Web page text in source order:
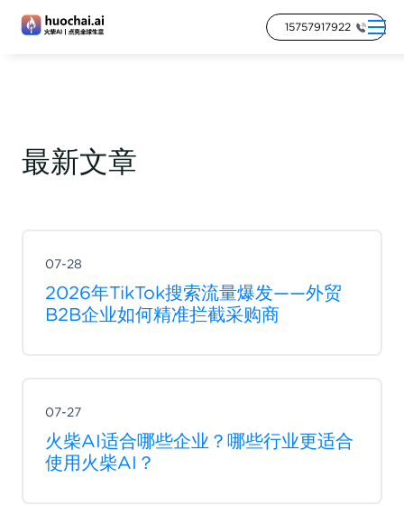
15757917922
最新文章
07-28
2026年TikTok搜索流量爆发——外贸
B2B企业如何精准拦截采购商
07-27
火柴AI适合哪些企业？哪些行业更适合
使用火柴AI？